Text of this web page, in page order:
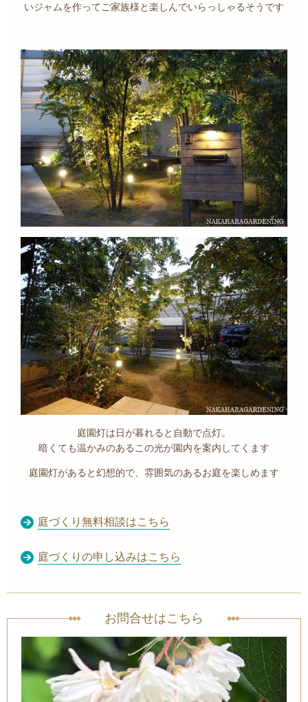
いジャムを作ってご家族様と楽しんでいらっしゃるそうです
庭園灯は日が暮れると自動で点灯。
暗くても温かみのあるこの光が園内を案内してくます
庭園灯があると幻想的で、雰囲気のあるお庭を楽しめます
庭づくり無料相談はこちら
庭づくりの申し込みはこちら
お問合せはこちら